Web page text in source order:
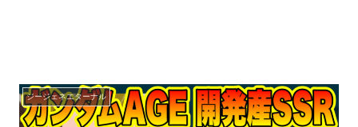
ジージェネエターナル